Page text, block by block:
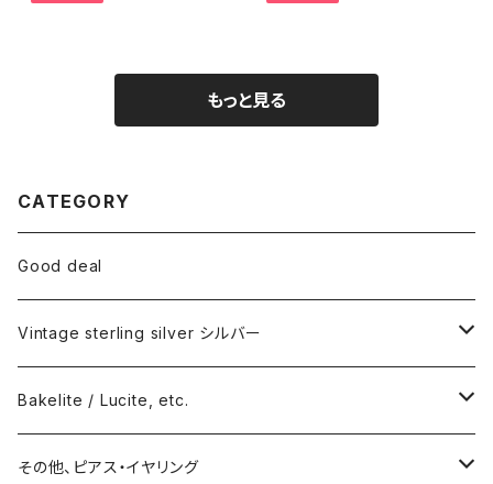
もっと見る
CATEGORY
Good deal
Vintage sterling silver シルバー
ネックレス
バングル・ブレスレット
Bakelite / Lucite, etc.
ピアス・イヤリング
その他、ピアス・イヤリング